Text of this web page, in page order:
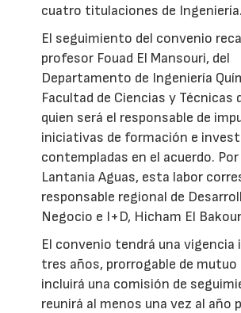
cuatro titulaciones de Ingeniería.
El seguimiento del convenio
profesor Fouad El Mansouri, del
Departamento de Ingeniería
Facultad de Ciencias y Técnicas
quien será el responsable de
iniciativas de formación e
contempladas en el acuerdo.
Lantania Aguas, esta labor
responsable regional de
Negocio e I+D, Hicham El
El convenio tendrá una vigencia
tres años, prorrogable de mutuo
incluirá una comisión de
reunirá al menos una vez al año